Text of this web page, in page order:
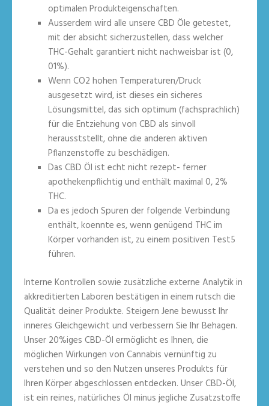
optimalen Produkteigenschaften.
Ausserdem wird alle unsere CBD Öle getestet,
mit der absicht sicherzustellen, dass welcher
THC-Gehalt garantiert nicht nachweisbar ist (0,
01%).
Wenn CO2 hohen Temperaturen/Druck
ausgesetzt wird, ist dieses ein sicheres
Lösungsmittel, das sich optimum (fachsprachlich)
für die Entziehung von CBD als sinvoll
herausststellt, ohne die anderen aktiven
Pflanzenstoffe zu beschädigen.
Das CBD Öl ist echt nicht rezept- ferner
apothekenpflichtig und enthält maximal 0, 2%
THC.
Da es jedoch Spuren der folgende Verbindung
enthält, koennte es, wenn genügend THC im
Körper vorhanden ist, zu einem positiven Test5
führen.
Interne Kontrollen sowie zusätzliche externe Analytik in
akkreditierten Laboren bestätigen in einem rutsch die
Qualität deiner Produkte. Steigern Jene bewusst Ihr
inneres Gleichgewicht und verbessern Sie Ihr Behagen.
Unser 20%iges CBD-Öl ermöglicht es Ihnen, die
möglichen Wirkungen von Cannabis vernünftig zu
verstehen und so den Nutzen unseres Produkts für
Ihren Körper abgeschlossen entdecken. Unser CBD-Öl,
ist ein reines, natürliches Öl minus jegliche Zusatzstoffe